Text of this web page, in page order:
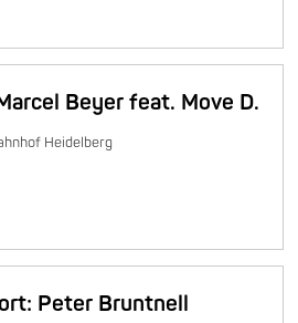
Beyer feat. Move D.
Heidelberg
Peter Bruntnell